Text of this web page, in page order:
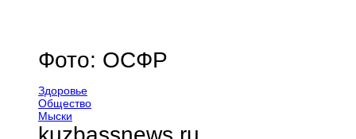
Фото: ОСФР
Здоровье
Общество
Мыски